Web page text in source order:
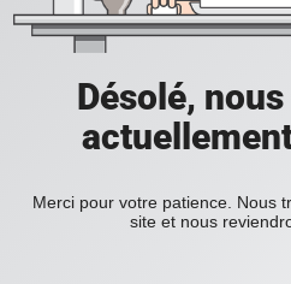
Désolé,
Merci pour votre patience. Nous
site et nous